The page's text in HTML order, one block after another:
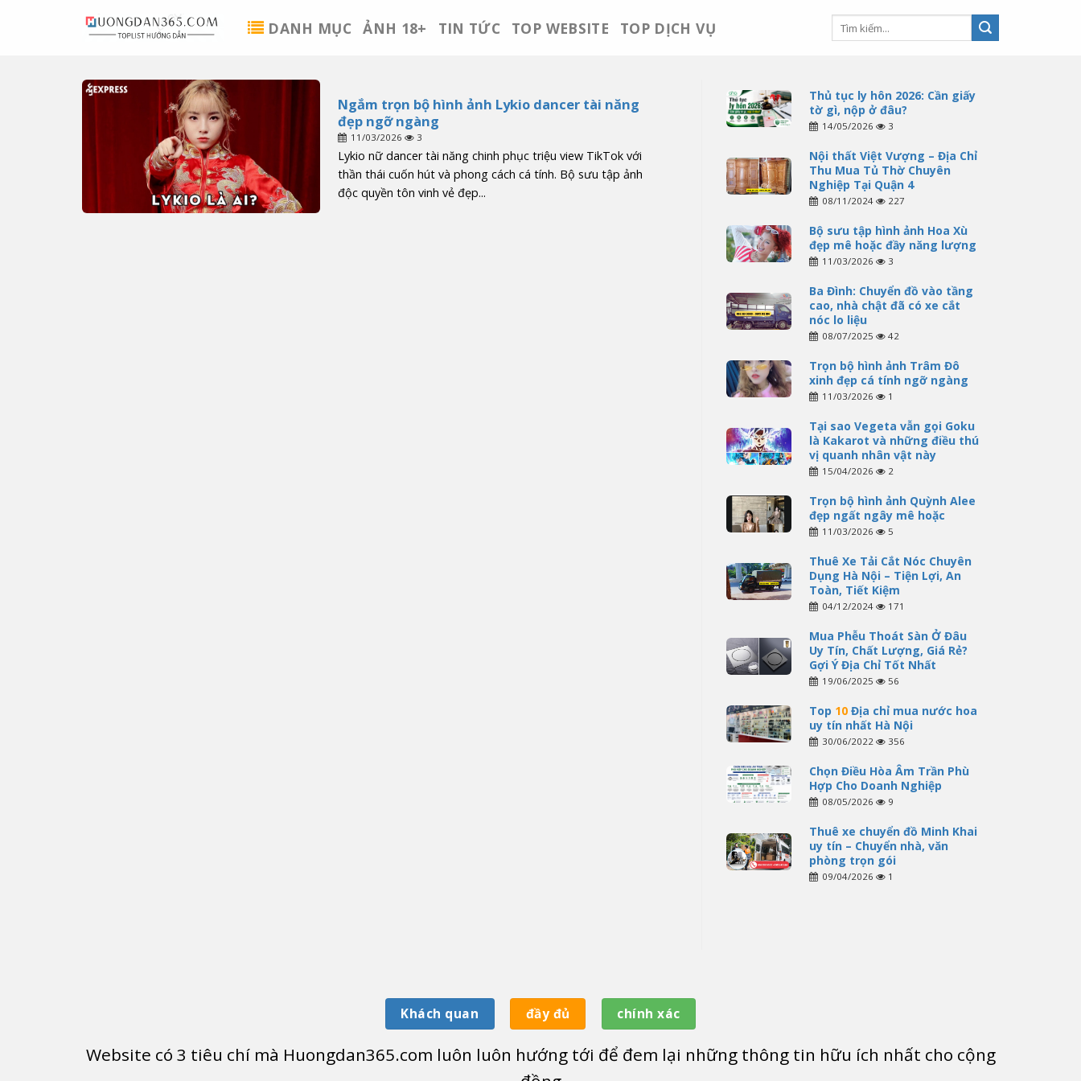
DANH MỤC ẢNH 18+ TIN TỨC TOP WEBSITE TOP DỊCH VỤ
Ngắm trọn bộ hình ảnh Lykio dancer tài năng
đẹp ngỡ ngàng
11/03/2026 3
Lykio nữ dancer tài năng chinh phục triệu view TikTok với
thần thái cuốn hút và phong cách cá tính. Bộ sưu tập ảnh
độc quyền tôn vinh vẻ đẹp...
Thủ tục ly hôn 2026: Cần giấy
tờ gì, nộp ở đâu?
14/05/2026 3
Nội thất Việt Vượng – Địa Chỉ
Thu Mua Tủ Thờ Chuyên
Nghiệp Tại Quận 4
08/11/2024 227
Bộ sưu tập hình ảnh Hoa Xù
đẹp mê hoặc đầy năng lượng
11/03/2026 3
Ba Đình: Chuyển đồ vào tầng
cao, nhà chật đã có xe cắt
nóc lo liệu
08/07/2025 42
Trọn bộ hình ảnh Trâm Đô
xinh đẹp cá tính ngỡ ngàng
11/03/2026 1
Tại sao Vegeta vẫn gọi Goku
là Kakarot và những điều thú
vị quanh nhân vật này
15/04/2026 2
Trọn bộ hình ảnh Quỳnh Alee
đẹp ngất ngây mê hoặc
11/03/2026 5
Thuê Xe Tải Cắt Nóc Chuyên
Dụng Hà Nội – Tiện Lợi, An
Toàn, Tiết Kiệm
04/12/2024 171
Mua Phễu Thoát Sàn Ở Đâu
Uy Tín, Chất Lượng, Giá Rẻ?
Gợi Ý Địa Chỉ Tốt Nhất
19/06/2025 56
Top 10Địa chỉ mua nước hoa
uy tín nhất Hà Nội
30/06/2022 356
Chọn Điều Hòa Âm Trần Phù
Hợp Cho Doanh Nghiệp
08/05/2026 9
Thuê xe chuyển đồ Minh Khai
uy tín – Chuyển nhà, văn
phòng trọn gói
09/04/2026 1
Khách quan đầy đủ chính xác
Website có 3 tiêu chí mà Huongdan365.com luôn luôn hướng tới để đem lại những thông tin hữu ích nhất cho cộng